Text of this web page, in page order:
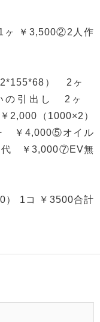
￥3,500②2人作
） 2ヶ
の引出し 2ヶ
（1000×2）
￥4,000⑤オイル
￥3,000⑦EV無
） 1コ ￥3500合計